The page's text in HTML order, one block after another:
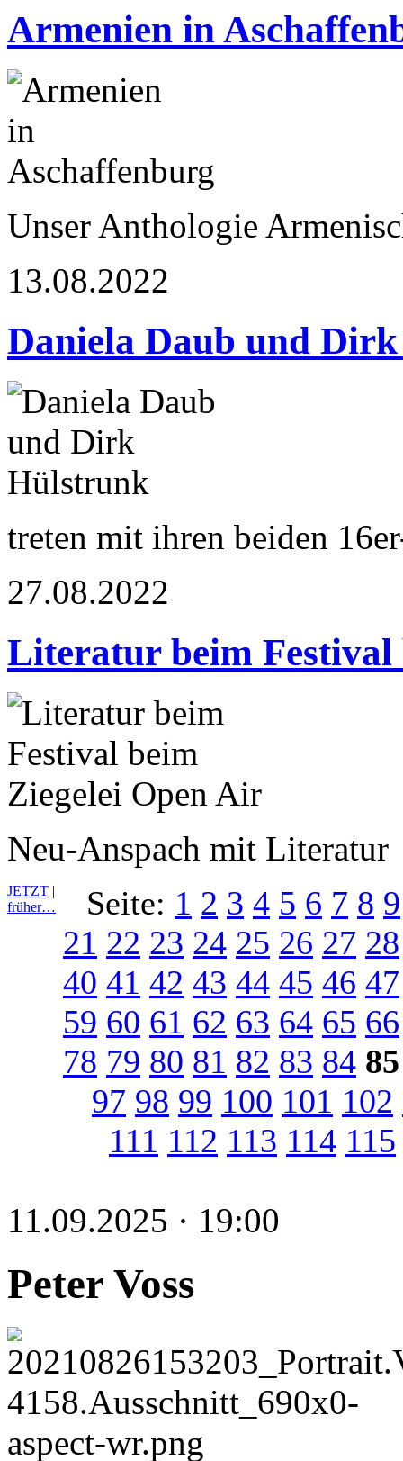
Armenien in
Unser Anthologie
13.08.2022
Daniela Daub und
treten mit ihren beiden
27.08.2022
Literatur beim Festival
Neu-Anspach mit Literatur
JETZT |
früher…
Seite: 1 2 3 4 5 6 7 8 9
21 22 23 24 25 26 27 28
40 41 42 43 44 45 46 47
59 60 61 62 63 64 65 66
78 79 80 81 82 83 84 85
97 98 99 100 101 102
111 112 113 114 115
11.09.2025 · 19:00
Peter Voss